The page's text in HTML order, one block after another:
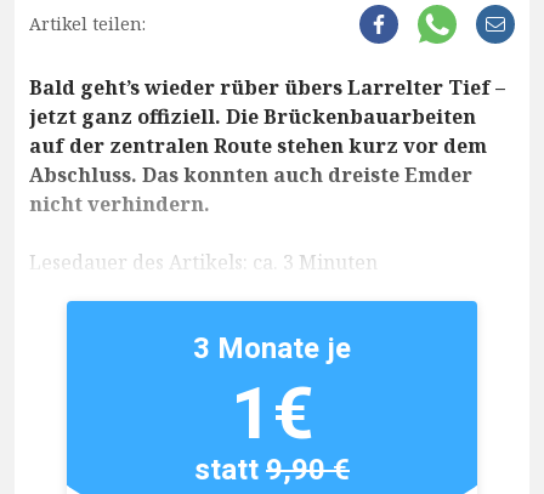
Artikel teilen:
Bald geht’s wieder rüber übers Larrelter Tief –
jetzt ganz offiziell. Die Brückenbauarbeiten
auf der zentralen Route stehen kurz vor dem
Abschluss. Das konnten auch dreiste Emder
nicht verhindern.
Lesedauer des Artikels: ca. 3 Minuten
3 Monate je
1€
statt9,90 €